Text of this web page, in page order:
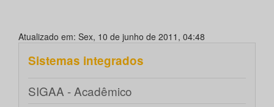
Atualizado em: Sex, 10 de junho de 2011, 04:48
Sistemas integrados
SIGAA - Acadêmico